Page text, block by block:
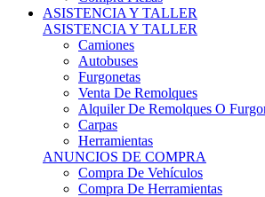
ASISTENCIA Y TALLER
ASISTENCIA Y TALLER
Camiones
Autobuses
Furgonetas
Venta De Remolques
Alquiler De Remolques O
Carpas
Herramientas
ANUNCIOS DE COMPRA
Compra De Vehículos
Compra De Herramientas